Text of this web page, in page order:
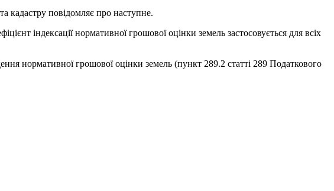
кадастру повідомляє про наступне.
індексації нормативної грошової оцінки земель застосовується для всіх
нормативної грошової оцінки земель (пункт 289.2 статті 289 Податкового